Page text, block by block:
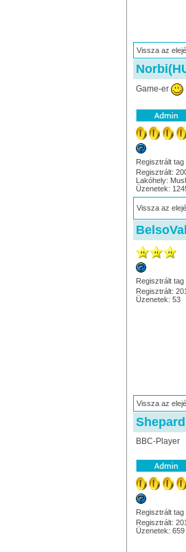
Vissza az
Game-er
Regisztrált tag
Regisztrált:
Lakóhely:
Üzenetek:
Vissza az
Regisztrált tag
Regisztrált:
Üzenetek: 53
Vissza az
Shepard
BBC-Player
Regisztrált tag
Regisztrált:
Üzenetek: 659